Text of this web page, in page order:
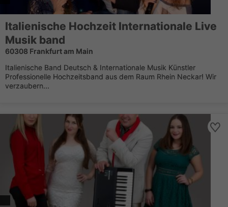
Italienische Hochzeit Internationale Live
Musik band
60308 Frankfurt am Main
Italienische Band Deutsch & Internationale Musik Künstler
Professionelle Hochzeitsband aus dem Raum Rhein Neckar! Wir
verzaubern...